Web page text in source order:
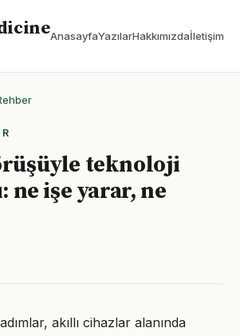
AnasayfaYazılarHakkımızdaİletişim
teknoloji
ne işe yarar, ne
akıllı cihazlar alanında